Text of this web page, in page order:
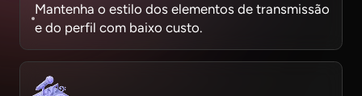
Mantenha o estilo dos elementos de transmissão
e do perfil com baixo custo.